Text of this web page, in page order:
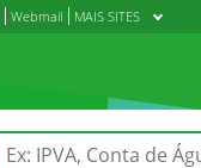
Webmail MAIS SITES